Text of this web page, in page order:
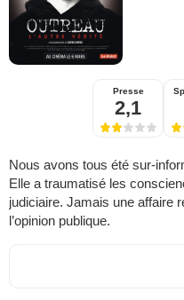
Presse
2,1
Nous avons tous été sur-
Elle a traumatisé les
judiciaire. Jamais une affaire
l’opinion publique.